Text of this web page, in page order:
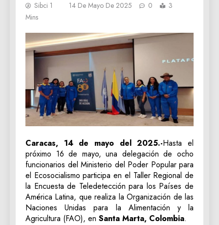
Sibci 1 14 De Mayo De 2025 0
3
Mins
Caracas, 14 de mayo del 2025.-Hasta el
próximo 16 de mayo, una delegación de ocho
funcionarios del Ministerio del Poder Popular para
el Ecosocialismo participa en el Taller Regional de
la Encuesta de Teledetección para los Países de
América Latina, que realiza la Organización de las
Naciones Unidas para la Alimentación y la
Agricultura (FAO), en Santa Marta, Colombia.